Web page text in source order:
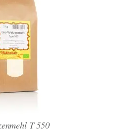
T 550